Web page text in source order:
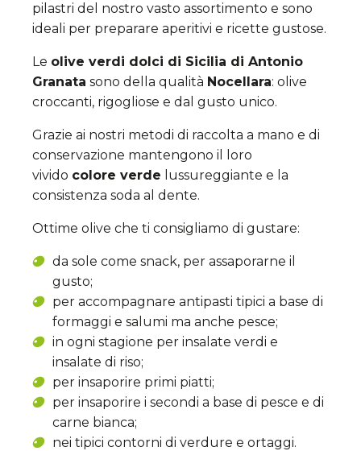
pilastri del nostro vasto assortimento e sono
ideali per preparare aperitivi e ricette gustose.
Le olive verdi dolci di Sicilia di Antonio
Granata sono della qualità Nocellara: olive
croccanti, rigogliose e dal gusto unico.
Grazie ai nostri metodi di raccolta a mano e di
conservazione mantengono il loro
vivido colore verde lussureggiante e la
consistenza soda al dente.
Ottime olive che ti consigliamo di gustare:
da sole come snack, per assaporarne il
gusto;
per accompagnare antipasti tipici a base di
formaggi e salumi ma anche pesce;
in ogni stagione per insalate verdi e
insalate di riso;
per insaporire primi piatti;
per insaporire i secondi a base di pesce e di
carne bianca;
nei tipici contorni di verdure e ortaggi.